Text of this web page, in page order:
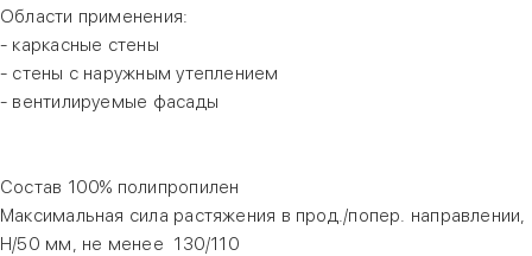
Области применения:
- каркасные стены
- стены с наружным утеплением
- вентилируемые фасады
Состав 100% полипропилен
Максимальная сила растяжения в прод./попер. направлении,
Н/50 мм, не менее 130/110